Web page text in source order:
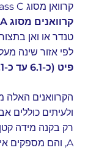
קרוואן מסוג Class C הוא במידה רבה
קרוואנים מסוג Class A לבין Class B
לפי אזור שינה
פיט (כ-6.1 עד כ-10.1 מ׳)
A, והם מספקים איזון טוב בין נוחות ויכולת תמרון.